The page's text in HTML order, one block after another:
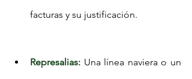
facturas y su justificación.
Represalias: Una línea naviera o un